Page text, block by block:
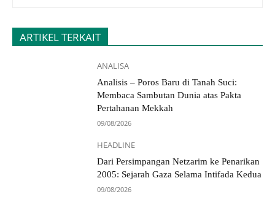
ARTIKEL TERKAIT
ANALISA
Analisis – Poros Baru di Tanah Suci:
Membaca Sambutan Dunia atas Pakta
Pertahanan Mekkah
09/08/2026
HEADLINE
Dari Persimpangan Netzarim ke Penarikan
2005: Sejarah Gaza Selama Intifada Kedua
09/08/2026